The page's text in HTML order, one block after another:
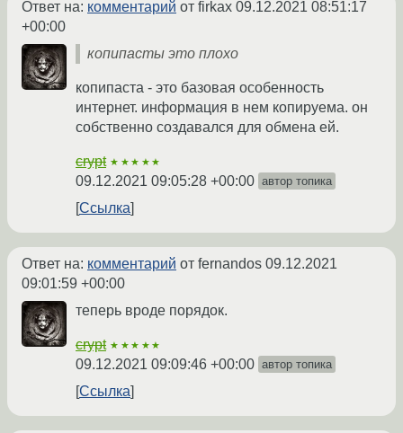
Ответ на: комментарий от firkax 09.12.2021 08:51:17
+00:00
копипасты это плохо
копипаста - это базовая особенность
интернет. информация в нем копируема. он
собственно создавался для обмена ей.
crypt ★★★★★
09.12.2021 09:05:28 +00:00 автор топика
Ссылка
Ответ на: комментарий от fernandos 09.12.2021
09:01:59 +00:00
теперь вроде порядок.
crypt ★★★★★
09.12.2021 09:09:46 +00:00 автор топика
Ссылка